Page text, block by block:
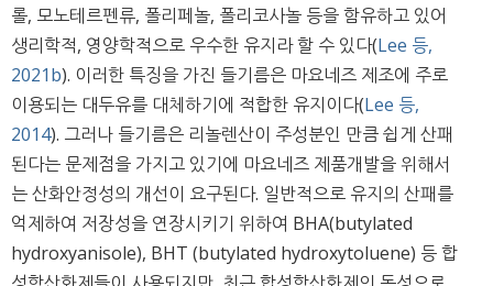
롤, 모노테르펜류, 폴리페놀, 폴리코사놀 등을 함유하고 있어
생리학적, 영양학적으로 우수한 유지라 할 수 있다(Lee 등,
2021b). 이러한 특징을 가진 들기름은 마요네즈 제조에 주로
이용되는 대두유를 대체하기에 적합한 유지이다(Lee 등,
2014). 그러나 들기름은 리놀렌산이 주성분인 만큼 쉽게 산패
된다는 문제점을 가지고 있기에 마요네즈 제품개발을 위해서
는 산화안정성의 개선이 요구된다. 일반적으로 유지의 산패를
억제하여 저장성을 연장시키기 위하여 BHA(butylated
hydroxyanisole), BHT (butylated hydroxytoluene) 등 합